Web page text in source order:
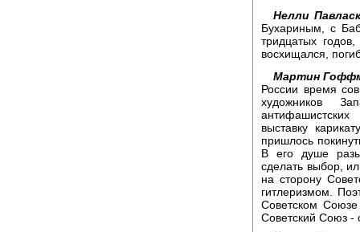
Нелли
Бухариным, с
тридцатых
восхищался,
Мартин
России время
художников
выставку
пришлось
В его душе
сделать выбор,
на сторону
гитлеризмом.
Советском
Советский Союз -